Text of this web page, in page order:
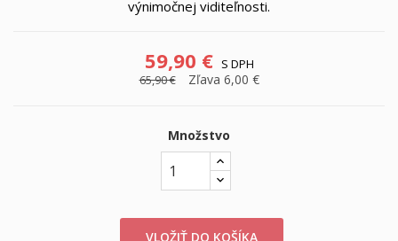
výnimočnej viditeľnosti.
59,90 € S DPH
65,90 €
Zľava 6,00 €
Množstvo
VLOŽIŤ DO KOŠÍKA